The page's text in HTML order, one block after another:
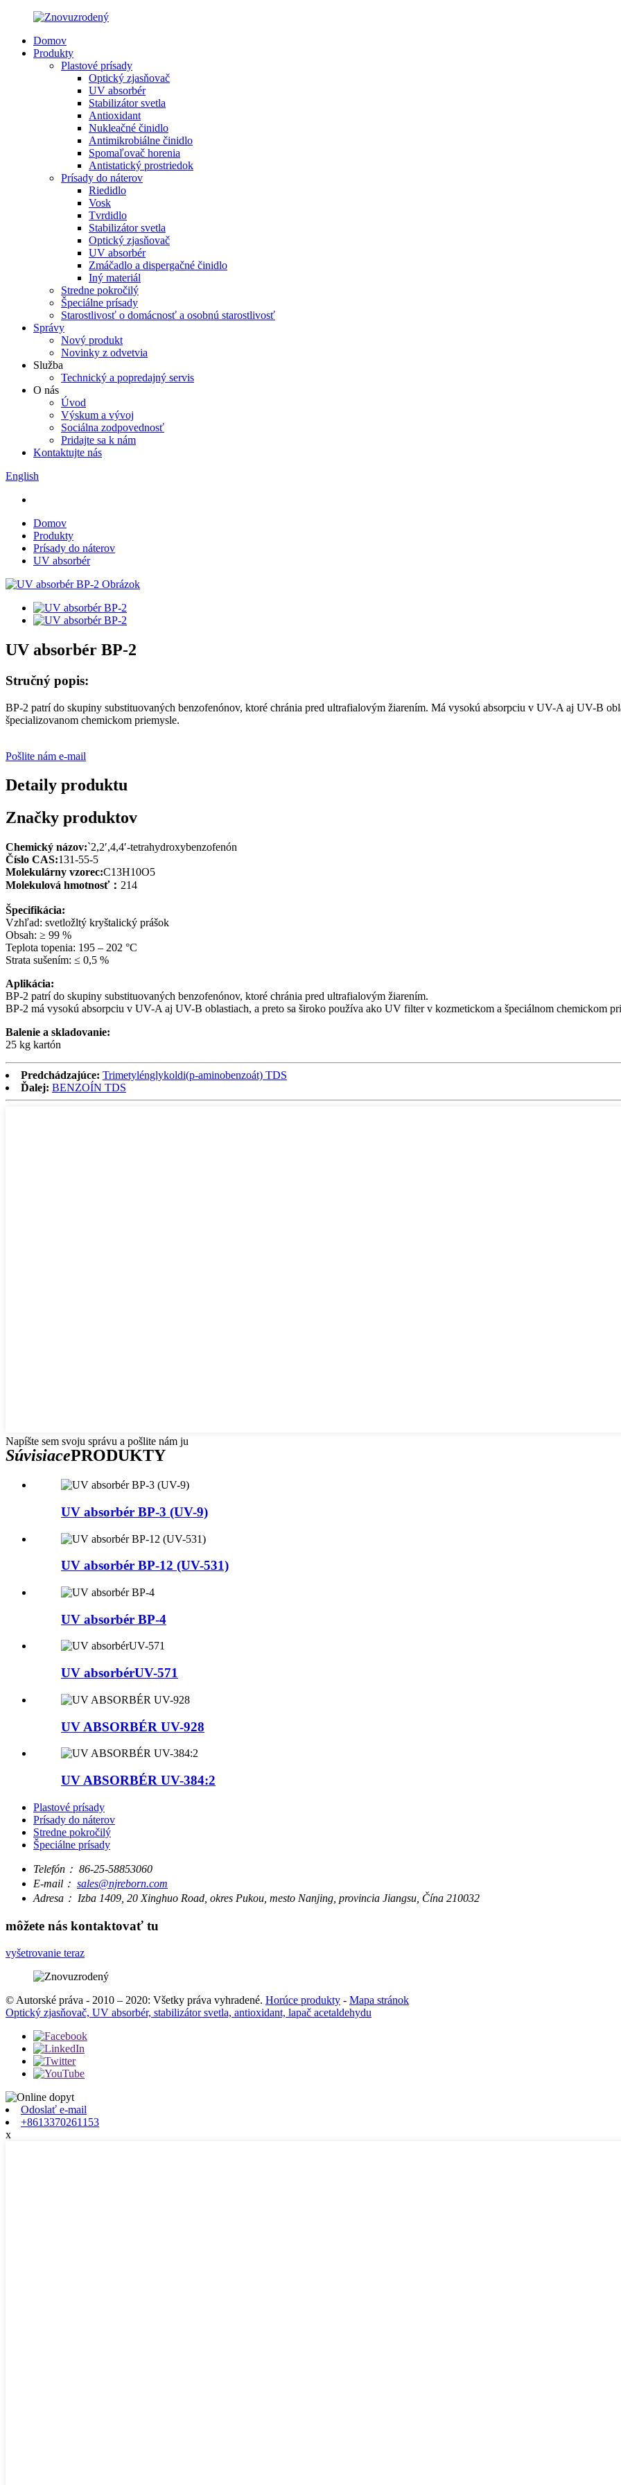
Domov
Produkty
Plastové prísady
Optický zjasňovač
UV absorbér
Stabilizátor svetla
Antioxidant
Nukleačné činidlo
Antimikrobiálne činidlo
Spomaľovač horenia
Antistatický prostriedok
Prísady do náterov
Riedidlo
Vosk
Tvrdidlo
Stabilizátor svetla
Optický zjasňovač
UV absorbér
Zmáčadlo a dispergačné činidlo
Iný materiál
Stredne pokročilý
Špeciálne prísady
Starostlivosť o domácnosť a osobnú starostlivosť
Správy
Nový produkt
Novinky z odvetvia
Služba
Technický a popredajný servis
O nás
Úvod
Výskum a vývoj
Sociálna zodpovednosť
Pridajte sa k nám
Kontaktujte nás
English
Domov
Produkty
Prísady do náterov
UV absorbér
UV absorbér BP-2
Stručný popis:
BP-2 patrí do skupiny substituovaných benzofenónov, ktoré chránia pred ultrafialovým žiarením. Má vysokú absorpciu v UV-A aj UV-B
špecializovanom chemickom priemysle.
Pošlite nám e-mail
Detaily produktu
Značky produktov
Chemický názov:`2,2′,4,4′-tetrahydroxybenzofenón
Číslo CAS:131-55-5
Molekulárny vzorec:C13H10O5
Molekulová hmotnosť： 214
Špecifikácia:
Vzhľad: svetložltý kryštalický prášok
Obsah: ≥ 99 %
Teplota topenia: 195 – 202 °C
Strata sušením: ≤ 0,5 %
Aplikácia:
BP-2 patrí do skupiny substituovaných benzofenónov, ktoré chránia pred ultrafialovým žiarením.
BP-2 má vysokú absorpciu v UV-A aj UV-B oblastiach, a preto sa široko používa ako UV filter v kozmetickom a špeciálnom chemickom
Balenie a skladovanie:
25 kg kartón
Predchádzajúce: Trimetylénglykoldi(p-aminobenzoát) TDS
Ďalej: BENZOÍN TDS
Napíšte sem svoju správu a pošlite nám ju
SúvisiacePRODUKTY
UV absorbér BP-3 (UV-9)
UV absorbér BP-12 (UV-531)
UV absorbér BP-4
UV absorbérUV-571
UV ABSORBÉR UV-928
UV ABSORBÉR UV-384:2
Plastové prísady
Prísady do náterov
Stredne pokročilý
Špeciálne prísady
Telefón： 86-25-58853060
E-mail： sales@njreborn.com
Adresa： Izba 1409, 20 Xinghuo Road, okres Pukou, mesto Nanjing, provincia Jiangsu, Čína 210032
môžete nás kontaktovať tu
vyšetrovanie teraz
© Autorské práva - 2010 – 2020: Všetky práva vyhradené. Horúce produkty - Mapa stránok
Optický zjasňovač, UV absorbér, stabilizátor svetla, antioxidant, lapač acetaldehydu
Odoslať e-mail
+8613370261153
x